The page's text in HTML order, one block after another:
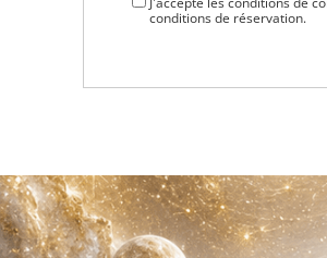
conditions de réservation.